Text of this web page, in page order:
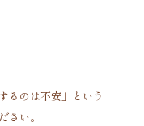
るのは不安」という
さい。